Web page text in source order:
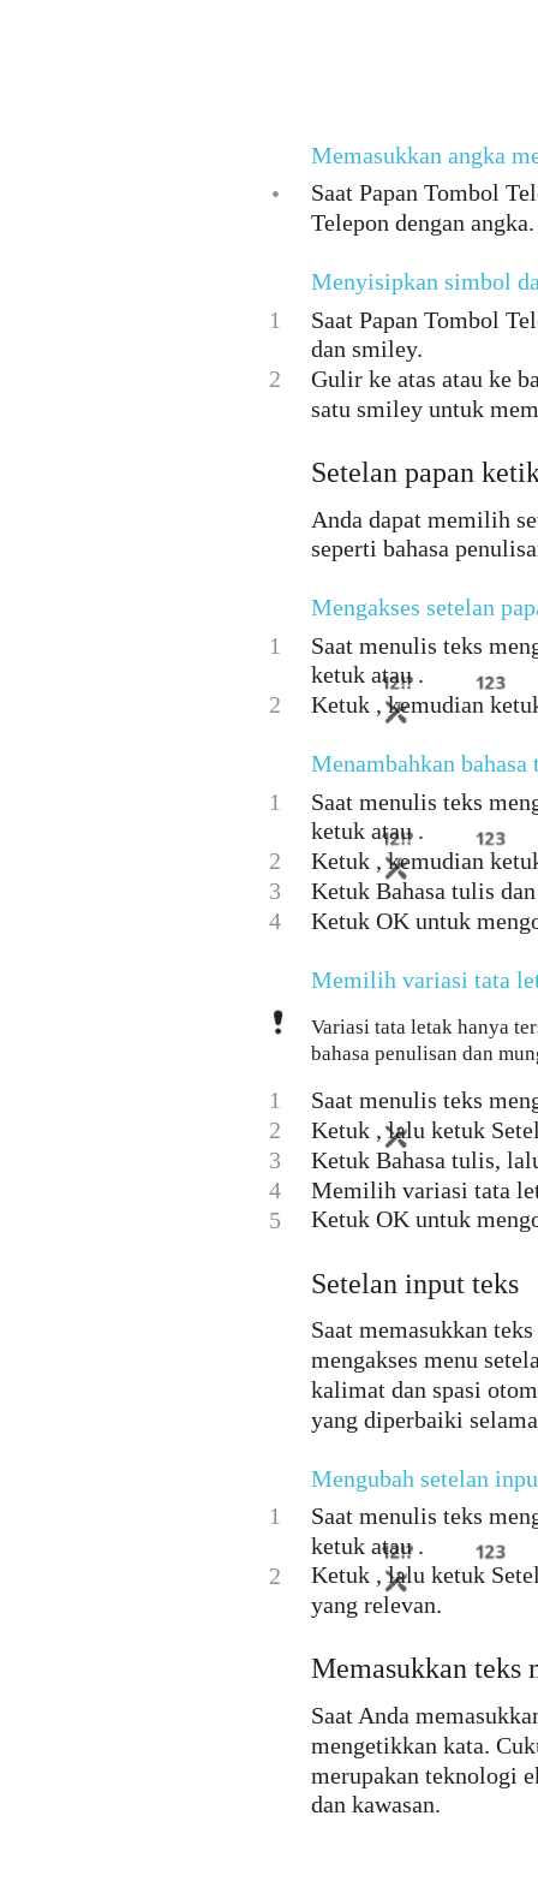
Memasukkan angka
•
Saat Papan Tombol
Telepon dengan angka.
Menyisipkan simbol
1
Saat Papan Tombol
dan smiley.
2
Gulir ke atas atau ke
satu smiley untuk
Setelan papan
Anda dapat memilih
seperti bahasa
Mengakses setelan
1
Saat menulis teks
ketuk atau .
2
Ketuk , kemudian
Menambahkan
1
Saat menulis teks
ketuk atau .
2
Ketuk , kemudian
3
Ketuk Bahasa tulis
4
Ketuk OK untuk
Memilih variasi tata
Variasi tata letak hanya
bahasa penulisan dan
1
Saat menulis teks
2
Ketuk , lalu ketuk
3
Ketuk Bahasa tulis,
4
Memilih variasi tata
5
Ketuk OK untuk
Setelan input teks
Saat memasukkan
mengakses menu
kalimat dan spasi
yang diperbaiki
Mengubah setelan
1
Saat menulis teks
ketuk atau .
2
Ketuk , lalu ketuk
yang relevan.
Memasukkan teks
Saat Anda
mengetikkan kata.
merupakan teknologi
dan kawasan.